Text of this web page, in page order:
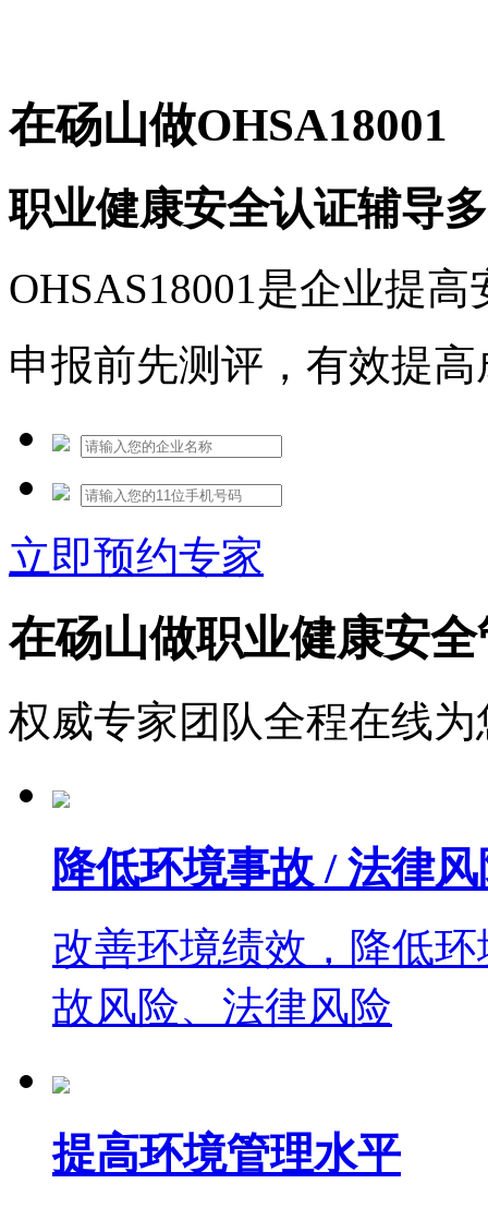
在砀山做OHSA18001
职业健康安全认证辅导
OHSAS18001是企业提
申报前先测评，有效提
立即预约专家
在砀山做职业健康安
权威专家团队全程在线
降低环境事故 / 法律
改善环境绩效，降低环
故风险、法律风险
提高环境管理水平